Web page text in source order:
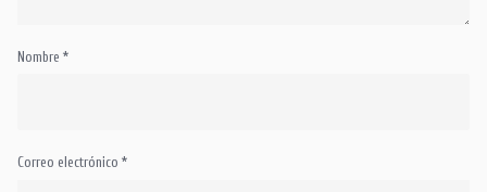
Nombre *
Correo electrónico *